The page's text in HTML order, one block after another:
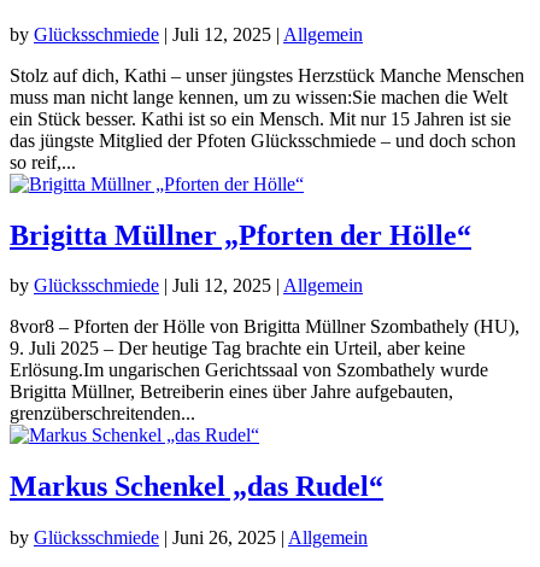
by Glücksschmiede | Juli 12, 2025 | Allgemein
Stolz auf dich, Kathi – unser jüngstes Herzstück Manche Menschen
muss man nicht lange kennen, um zu wissen:Sie machen die Welt
ein Stück besser. Kathi ist so ein Mensch. Mit nur 15 Jahren ist sie
das jüngste Mitglied der Pfoten Glücksschmiede – und doch schon
so reif,...
Brigitta Müllner „Pforten der Hölle“
by Glücksschmiede | Juli 12, 2025 | Allgemein
8vor8 – Pforten der Hölle von Brigitta Müllner Szombathely (HU),
9. Juli 2025 – Der heutige Tag brachte ein Urteil, aber keine
Erlösung.Im ungarischen Gerichtssaal von Szombathely wurde
Brigitta Müllner, Betreiberin eines über Jahre aufgebauten,
grenzüberschreitenden...
Markus Schenkel „das Rudel“
by Glücksschmiede | Juni 26, 2025 | Allgemein